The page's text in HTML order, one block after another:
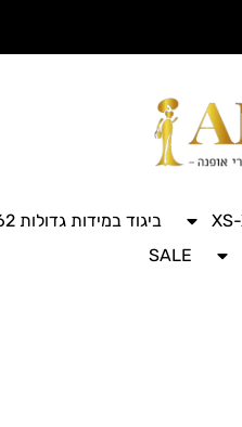
ביגוד במידות גדולות 42-62
SALE